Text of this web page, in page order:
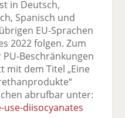
in Deutsch,
Spanisch und
EU-Sprachen
2022 folgen. Zum
Beschränkungen
mit dem Titel „Eine
abrufbar unter:
diisocyanates